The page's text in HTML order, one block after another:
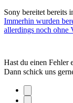
Sony bereitet bereits
Immerhin wurden
allerdings noch ohne
Hast du einen Fehler
Dann schick uns